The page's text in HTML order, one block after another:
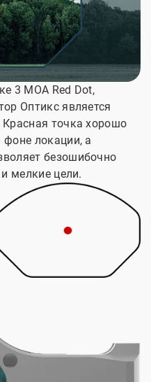
3 MOA Red Dot,
Оптикс является
точка хорошо
локации, а
безошибочно
мелкие цели.